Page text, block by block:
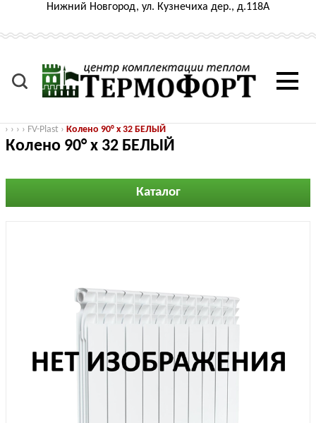
Нижний Новгород, ул. Кузнечиха дер., д.118А
› › › › FV-Plast › Колено 90° х 32 БЕЛЫЙ
Колено 90° х 32 БЕЛЫЙ
Каталог